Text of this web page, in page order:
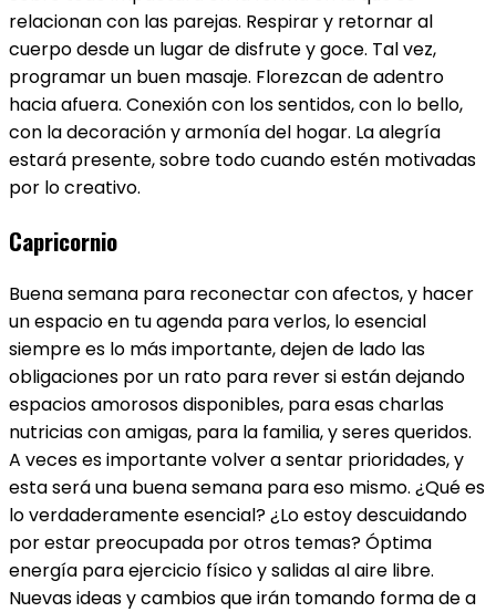
relacionan con las parejas. Respirar y retornar al
cuerpo desde un lugar de disfrute y goce. Tal vez,
programar un buen masaje. Florezcan de adentro
hacia afuera. Conexión con los sentidos, con lo bello,
con la decoración y armonía del hogar. La alegría
estará presente, sobre todo cuando estén motivadas
por lo creativo.
Capricornio
Buena semana para reconectar con afectos, y hacer
un espacio en tu agenda para verlos, lo esencial
siempre es lo más importante, dejen de lado las
obligaciones por un rato para rever si están dejando
espacios amorosos disponibles, para esas charlas
nutricias con amigas, para la familia, y seres queridos.
A veces es importante volver a sentar prioridades, y
esta será una buena semana para eso mismo. ¿Qué es
lo verdaderamente esencial? ¿Lo estoy descuidando
por estar preocupada por otros temas? Óptima
energía para ejercicio físico y salidas al aire libre.
Nuevas ideas y cambios que irán tomando forma de a